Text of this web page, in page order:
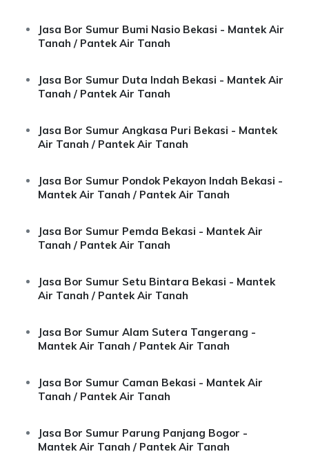
Jasa Bor Sumur Bumi Nasio Bekasi - Mantek Air
Tanah / Pantek Air Tanah
Jasa Bor Sumur Duta Indah Bekasi - Mantek Air
Tanah / Pantek Air Tanah
Jasa Bor Sumur Angkasa Puri Bekasi - Mantek
Air Tanah / Pantek Air Tanah
Jasa Bor Sumur Pondok Pekayon Indah Bekasi -
Mantek Air Tanah / Pantek Air Tanah
Jasa Bor Sumur Pemda Bekasi - Mantek Air
Tanah / Pantek Air Tanah
Jasa Bor Sumur Setu Bintara Bekasi - Mantek
Air Tanah / Pantek Air Tanah
Jasa Bor Sumur Alam Sutera Tangerang -
Mantek Air Tanah / Pantek Air Tanah
Jasa Bor Sumur Caman Bekasi - Mantek Air
Tanah / Pantek Air Tanah
Jasa Bor Sumur Parung Panjang Bogor -
Mantek Air Tanah / Pantek Air Tanah